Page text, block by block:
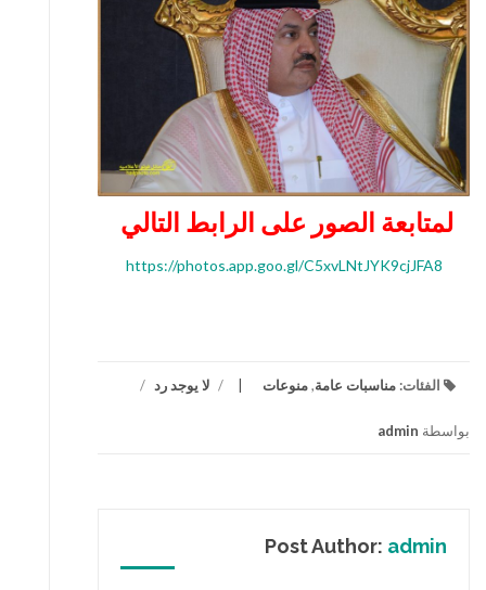
لمتابعة الصور على الرابط التالي
https://photos.app.goo.gl/C5xvLNtJYK9cjJFA8
الفئات: مناسبات عامة,منوعات / لا يوجد رد /
بواسطة admin
Post Author: admin